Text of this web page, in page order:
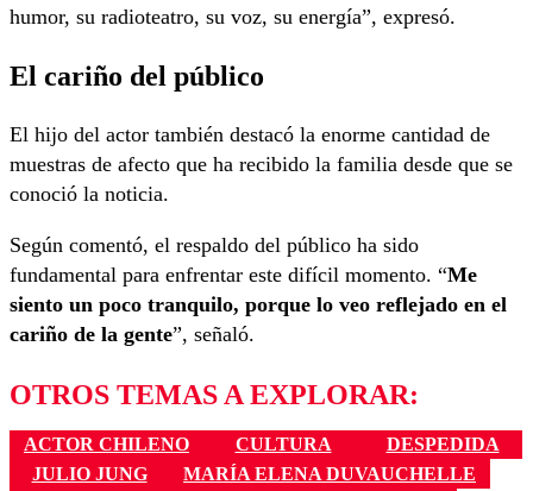
humor, su radioteatro, su voz, su energía”, expresó.
El cariño del público
El hijo del actor también destacó la enorme cantidad de
muestras de afecto que ha recibido la familia desde que se
conoció la noticia.
Según comentó, el respaldo del público ha sido
fundamental para enfrentar este difícil momento. “Me
siento un poco tranquilo, porque lo veo reflejado en el
cariño de la gente”, señaló.
OTROS TEMAS A EXPLORAR:
ACTOR CHILENO CULTURA
DESPEDIDA
JULIO JUNG
MARÍA ELENA DUVAUCHELLE